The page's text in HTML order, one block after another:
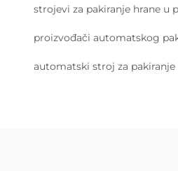
strojevi za pakiranje hrane u
proizvođači automatskog
automatski stroj za pakiranje